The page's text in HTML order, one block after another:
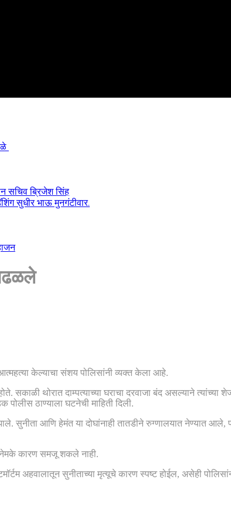
सचिव ब्रिजेश सिंह
सुधीर भाऊ मुनगंटीवार.
केल्याचा संशय पोलिसांनी व्यक्त केला आहे.
थोरात दाम्पत्याच्या घराचा दरवाजा बंद असल्याने त्यांच्या
पोलीस ठाण्याला घटनेची माहिती दिली.
आणि हेमंत या दोघांनाही तातडीने रुग्णालयात नेण्यात आले, परंतु
नेमके कारण समजू शकले नाही.
अहवालातून सुनीताच्या मृत्यूचे कारण स्पष्ट होईल, असेही